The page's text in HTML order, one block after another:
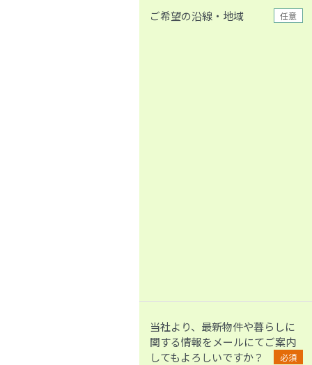
ご希望の沿線・地域 任意
当社より、最新物件や暮らしに
関する情報をメールにてご案内
してもよろしいですか？
必須